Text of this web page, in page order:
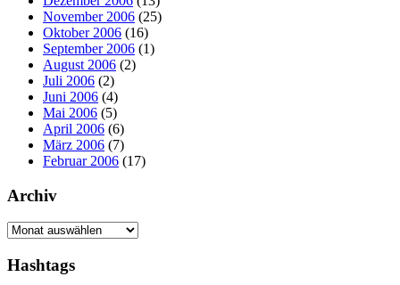
November 2006 (25)
Oktober 2006 (16)
September 2006 (1)
August 2006 (2)
Juli 2006 (2)
Juni 2006 (4)
Mai 2006 (5)
April 2006 (6)
März 2006 (7)
Februar 2006 (17)
Archiv
Archiv
Hashtags